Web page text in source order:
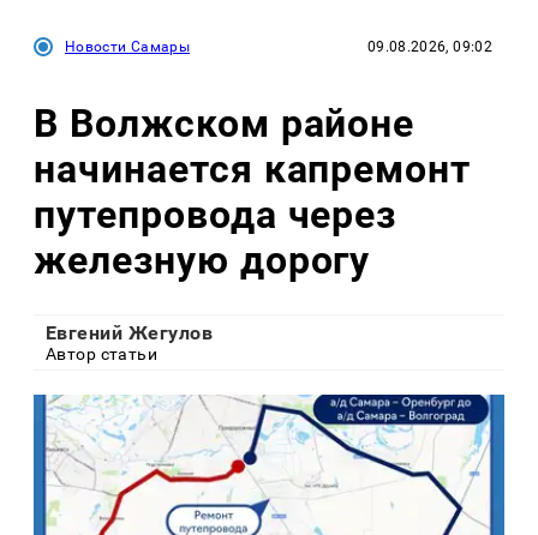
Новости Самары 09.08.2026, 09:02
В Волжском районе
начинается капремонт
путепровода через
железную дорогу
Евгений Жегулов
Автор статьи